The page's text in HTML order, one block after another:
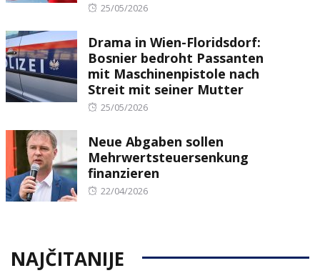
Posted
25/05/2026
Drama in Wien-Floridsdorf:
Bosnier bedroht Passanten
mit Maschinenpistole nach
Streit mit seiner Mutter
Posted
25/05/2026
Neue Abgaben sollen
Mehrwertsteuersenkung
finanzieren
Posted
22/04/2026
NAJČITANIJE